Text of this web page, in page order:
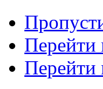
Перейти
Перейти